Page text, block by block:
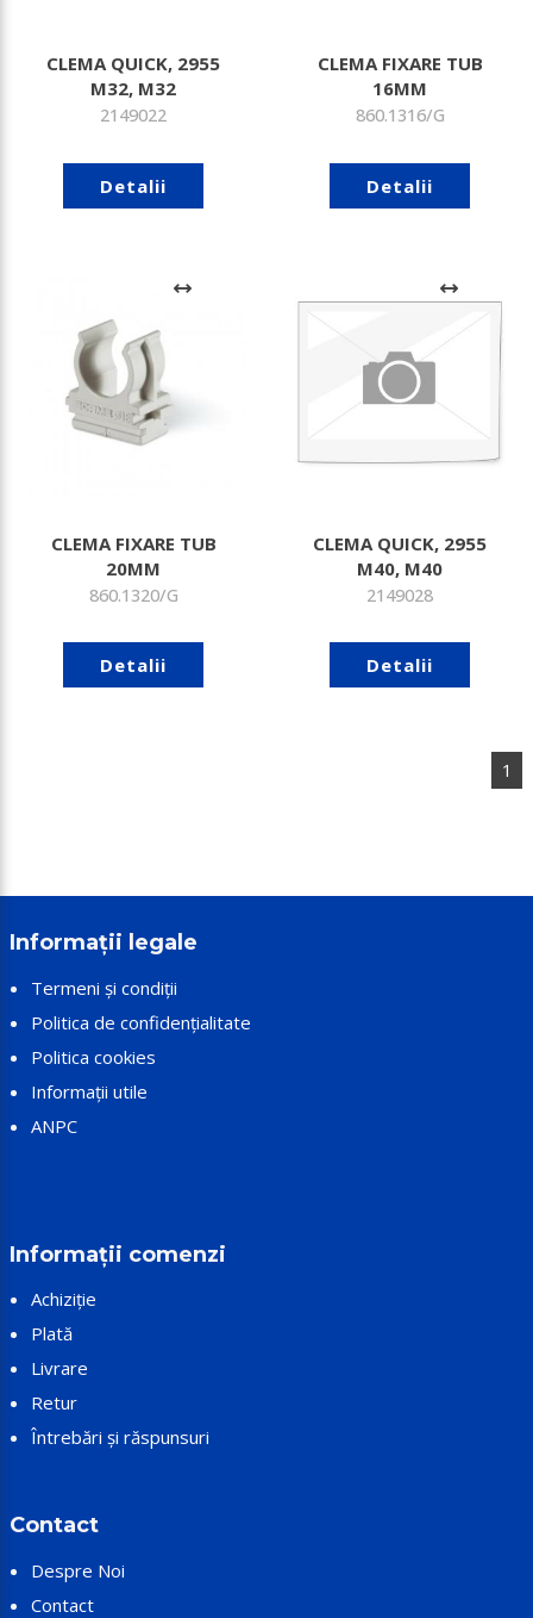
CLEMA QUICK, 2955
M32, M32
2149022
Detalii
CLEMA FIXARE TUB
16MM
860.1316/G
Detalii
CLEMA FIXARE TUB
20MM
860.1320/G
Detalii
CLEMA QUICK, 2955
M40, M40
2149028
Detalii
1
Informații legale
Termeni și condiții
Politica de confidențialitate
Politica cookies
Informații utile
ANPC
Informații comenzi
Achiziție
Plată
Livrare
Retur
Întrebări și răspunsuri
Contact
Despre Noi
Contact